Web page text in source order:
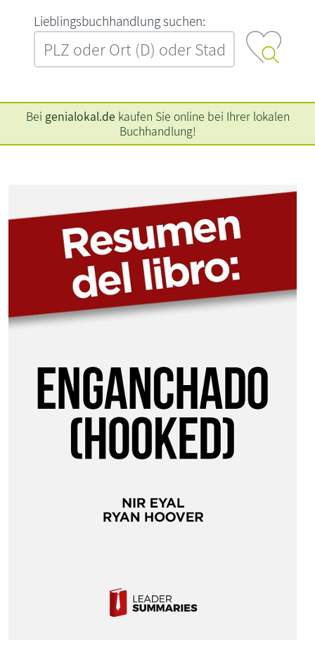
L‍i‍e‍b‍l‍i‍n‍g‍s‍b‍u‍c‍h‍h‍a‍n‍d‍l‍u‍n‍g‍ ‍s‍u‍c‍h‍e‍n‍:‍
Bei genialokal.de kaufen Sie online bei Ihrer lokalen
Buchhandlung!